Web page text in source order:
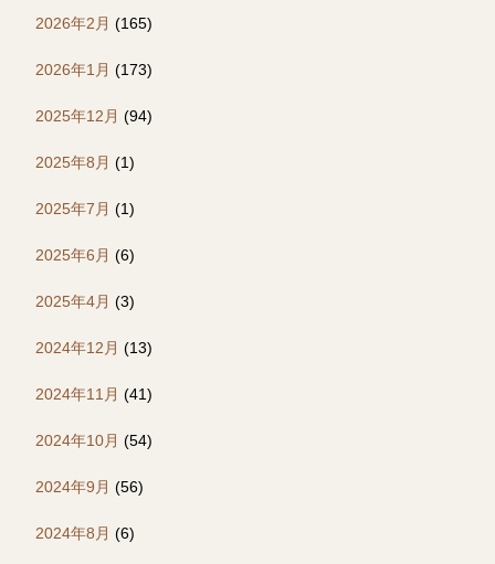
2026年2月 (165)
2026年1月 (173)
2025年12月 (94)
2025年8月 (1)
2025年7月 (1)
2025年6月 (6)
2025年4月 (3)
2024年12月 (13)
2024年11月 (41)
2024年10月 (54)
2024年9月 (56)
2024年8月 (6)